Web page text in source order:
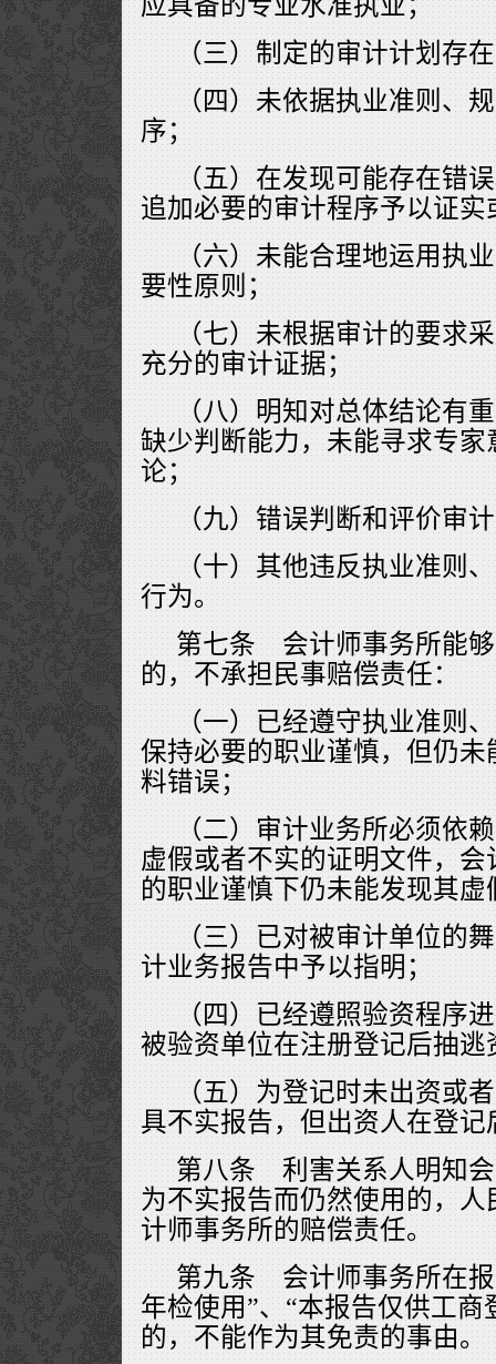
（三）制定的审计计划存
（四）未依据执业准则、
序；
（五）在发现可能存在错
追加必要的审计程序予以证实
（六）未能合理地运用执
要性原则；
（七）未根据审计的要求
充分的审计证据；
（八）明知对总体结论有
缺少判断能力，未能寻求专
论；
（九）错误判断和评价审
（十）其他违反执业准则
行为。
第七条 会计师事务所能
的，不承担民事赔偿责任：
（一）已经遵守执业准则
保持必要的职业谨慎，但仍
料错误；
（二）审计业务所必须依
虚假或者不实的证明文件，
的职业谨慎下仍未能发现其虚
（三）已对被审计单位的
计业务报告中予以指明；
（四）已经遵照验资程序
被验资单位在注册登记后抽逃
（五）为登记时未出资或
具不实报告，但出资人在登记
第八条 利害关系人明知
为不实报告而仍然使用的，
计师事务所的赔偿责任。
第九条 会计师事务所在
年检使用”、“本报告仅供工商
的，不能作为其免责的事由。